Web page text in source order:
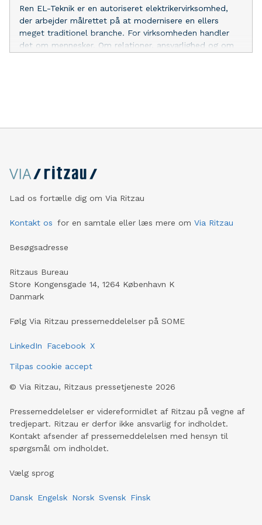
og endnu sværere at undgå at betale for meget, hvis du
ikke har styr på de typiske markedspriser. Faktorer som
erfaring, opgavens kompleksitet og tidspunktet på året
kan alle spille ind på timeprisen. Det er derfor en god
ide at sætte sig lidt ind i prisniveauet, før du skriver
Ren EL-Teknik er en autoriseret elektrikervirksomhed,
der arbejder målrettet på at modernisere en ellers
meget traditionel branche. For virksomheden handler
det om mennesker. Om relationer, ansvarlighed og om
og gennemgår dagens opgaver i fællesskab. I mange
oplever man samtidig en tydelig ubalance mellem en
lavere betalt lærling og en højere betalt svend. For en
økonomisk pres. Det er en ubalance, som virksomheden
Lad os fortælle dig om Via Ritzau
Kontakt os for en samtale eller læs mere om Via Ritzau
Besøgsadresse
Ritzaus Bureau
Store Kongensgade 14, 1264 København K
Danmark
Følg Via Ritzau pressemeddelelser på SOME
LinkedIn Facebook X
Tilpas cookie accept
© Via Ritzau, Ritzaus pressetjeneste 2026
Pressemeddelelser er videreformidlet af Ritzau på vegne af
tredjepart. Ritzau er derfor ikke ansvarlig for indholdet.
Kontakt afsender af pressemeddelelsen med hensyn til
spørgsmål om indholdet.
Vælg sprog
Dansk Engelsk Norsk Svensk Finsk